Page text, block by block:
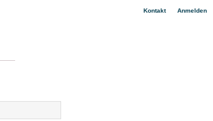
Kontakt| Anmelden